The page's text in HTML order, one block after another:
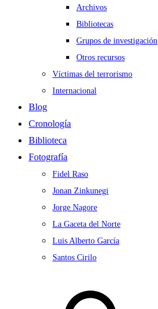
Archivos
Bibliotecas
Grupos de investigación
Otros recursos
Víctimas del terrorismo
Internacional
Blog
Cronología
Biblioteca
Fotografía
Fidel Raso
Jonan Zinkunegi
Jorge Nagore
La Gaceta del Norte
Luis Alberto García
Santos Cirilo